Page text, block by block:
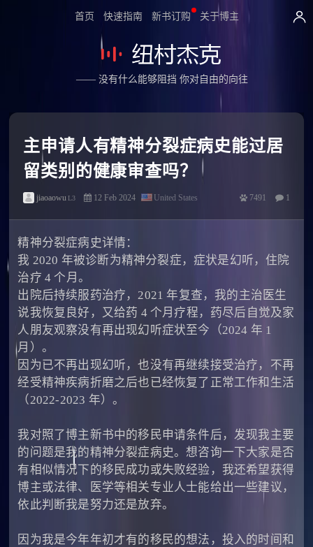
首页 快速指南 新书订购 关于博主
—— 没有什么能够阻挡 你对自由的向往
主申请人有精神分裂症病史能过居
留类别的健康审查吗？
jiaoaowu L3 12 Feb 2024 United States 7491 1
精神分裂症病史详情：
我 2020 年被诊断为精神分裂症，症状是幻听，住院
治疗 4 个月。
出院后持续服药治疗，2021 年复查，我的主治医生
说我恢复良好，又给药 4 个月疗程，药尽后自觉及家
人朋友观察没有再出现幻听症状至今（2024 年 1
月）。
因为已不再出现幻听，也没有再继续接受治疗，不再
经受精神疾病折磨之后也已经恢复了正常工作和生活
（2022-2023 年）。
我对照了博主新书中的移民申请条件后，发现我主要
的问题是我的精神分裂症病史。想咨询一下大家是否
有相似情况下的移民成功或失败经验，我还希望获得
博主或法律、医学等相关专业人士能给出一些建议，
依此判断我是努力还是放弃。
因为我是今年年初才有的移民的想法，投入的时间和